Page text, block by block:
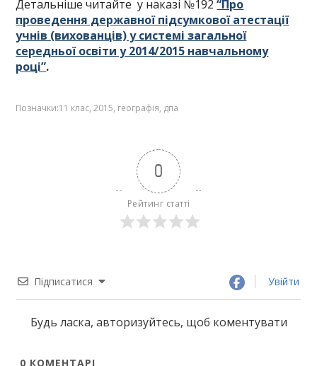
Детальніше читайте у наказі №192“Про
проведення державної підсумкової атестації
учнів (вихованців) у системі загальної
середньої освіти у 2014/2015 навчальному
році”.
Позначки:11 клас,2015, географія, дпа
0
Рейтинг статті
Підписатися Увійти
Будь ласка, авторизуйтесь, щоб коментувати
0 КОМЕНТАРІ